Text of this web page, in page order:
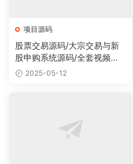
项目源码
股票交易源码/大宗交易与新
股申购系统源码/全套视频教
程 2025-05-12